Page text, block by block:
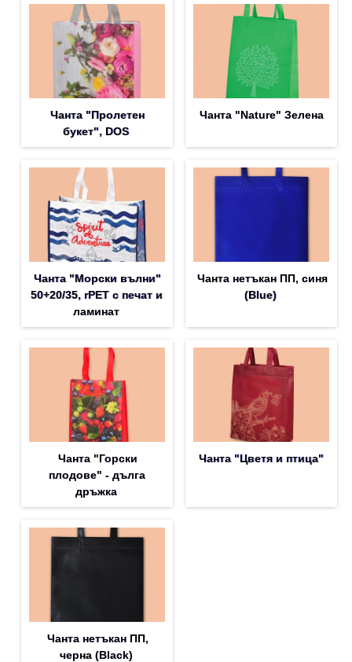
Чанта "Пролетен
букет", DOS
Чанта "Nature" Зелена
Чанта "Морски вълни"
50+20/35, rPET с печат и
ламинат
Чанта нетъкан ПП, синя
(Blue)
Чанта "Горски
плодове" - дълга
дръжка
Чанта "Цветя и птица"
Чанта нетъкан ПП,
черна (Black)